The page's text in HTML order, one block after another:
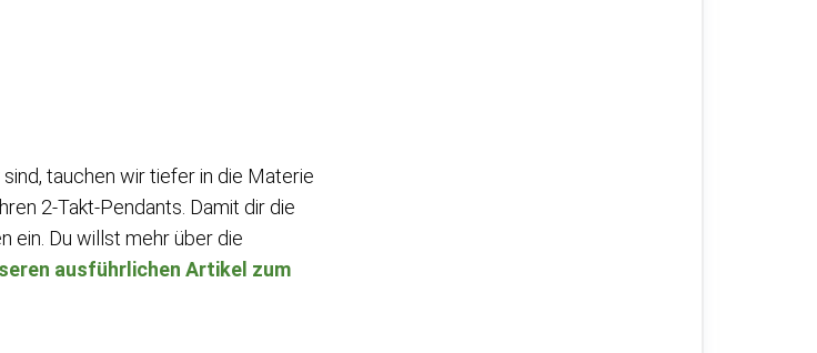
tauchen wir tiefer in die Materie
2-Takt-Pendants. Damit dir die
ein. Du willst mehr über die
ausführlichen Artikel zum